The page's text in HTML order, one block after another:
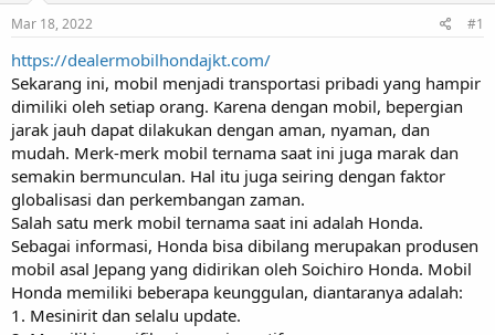
t
a
r
t
e
r
e
Mar 18, 2022 #1
https://dealermobilhondajkt.com/
Sekarang ini, mobil menjadi transportasi pribadi yang hampir
dimiliki oleh setiap orang. Karena dengan mobil, bepergian
jarak jauh dapat dilakukan dengan aman, nyaman, dan
mudah. Merk-merk mobil ternama saat ini juga marak dan
semakin bermunculan. Hal itu juga seiring dengan faktor
globalisasi dan perkembangan zaman.
Salah satu merk mobil ternama saat ini adalah Honda.
Sebagai informasi, Honda bisa dibilang merupakan produsen
mobil asal Jepang yang didirikan oleh Soichiro Honda. Mobil
Honda memiliki beberapa keunggulan, diantaranya adalah:
1. Mesinirit dan selalu update.